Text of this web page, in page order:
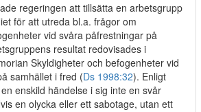
regeringen att tillsätta en arbetsgrupp
för att utreda bl.a. frågor om
vid svåra påfrestningar på
resultat redovisades i
Skyldigheter och befogenheter vid
samhället i fred (Ds 1998:32). Enligt
enskild händelse i sig inte en svår
en olycka eller ett sabotage, utan ett